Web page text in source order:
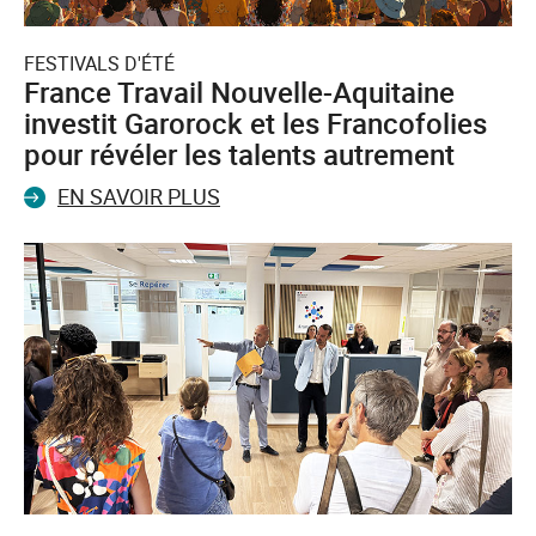
FESTIVALS D'ÉTÉ
France Travail Nouvelle-Aquitaine
investit Garorock et les Francofolies
pour révéler les talents autrement
EN SAVOIR PLUS